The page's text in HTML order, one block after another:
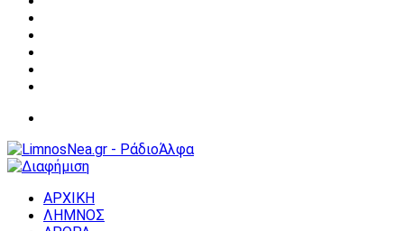
ΑΡΧΙΚΗ
ΛΗΜΝΟΣ